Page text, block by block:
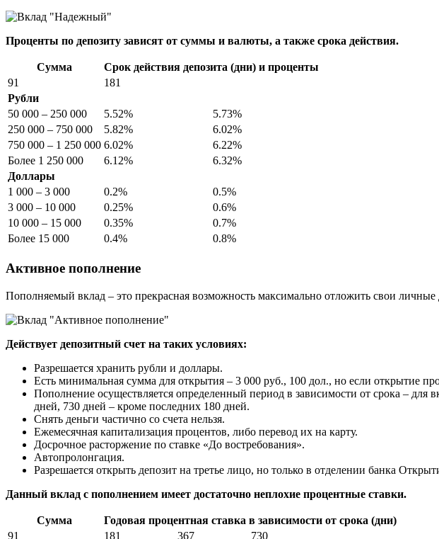
Проценты по депозиту зависят от суммы и валюты, а также срока действия.
Сумма
Срок действия депозита (дни) и проценты
91
181
Рубли
50 000 – 250 000
5.52%
5.73%
250 000 – 750 000
5.82%
6.02%
750 000 – 1 250 000 6.02%
6.22%
Более 1 250 000
6.12%
6.32%
Доллары
1 000 – 3 000
0.2%
0.5%
3 000 – 10 000
0.25%
0.6%
10 000 – 15 000
0.35%
0.7%
Более 15 000
0.4% 0.8%
Активное пополнение
Пополняемый вклад – это прекрасная возможность максимально отложить свои личные
Действует депозитный счет на таких условиях:
Разрешается хранить рубли и доллары.
Есть минимальная сумма для открытия – 3 000 руб., 100 дол., но если открытие
Пополнение осуществляется определенный период в зависимости от срока –
дней, 730 дней – кроме последних 180 дней.
Снять деньги частично со счета нельзя.
Ежемесячная капитализация процентов, либо перевод их на карту.
Досрочное расторжение по ставке «До востребования».
Автопролонгация.
Разрешается открыть депозит на третье лицо, но только в отделении банка
Данный вклад с пополнением имеет достаточно неплохие процентные ставки.
Сумма
Годовая процентная ставка в зависимости от срока (дни)
91
181 367
730